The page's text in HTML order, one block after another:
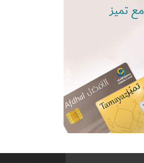
مع تميز